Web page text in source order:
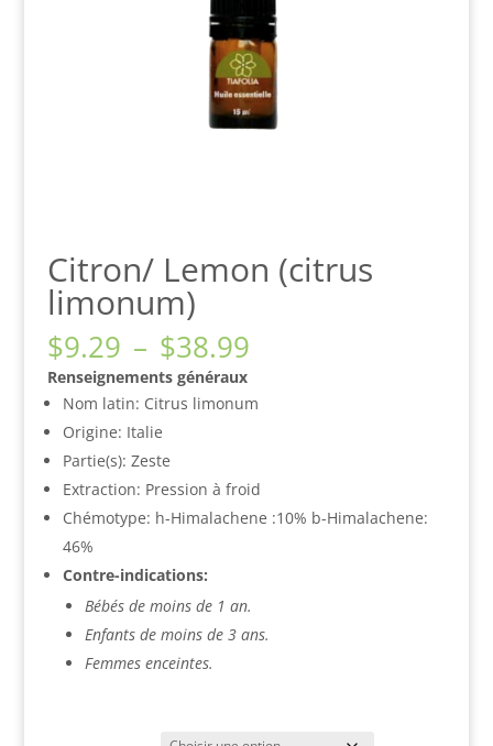
Citron/ Lemon (citrus
limonum)
$9.29 – $38.99Plage
prix :
$9.29
Renseignements généraux
Nom latin: Citrus limonum
Origine: Italie
Partie(s): Zeste
Extraction: Pression à froid
Chémotype: h-Himalachene :10% b-Himalachene:
46%
Contre-indications:
Bébés de moins de 1 an.
Enfants de moins de 3 ans.
Femmes enceintes.